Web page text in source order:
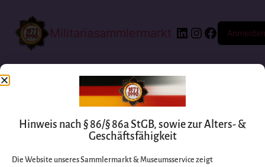
Militariasammlermarkt Anmelden
Hinweis nach § 86/§ 86a StGB, sowie zur Alters- &
Geschäftsfähigkeit
Die Website unseres Sammlermarkt & Museumsservice zeigt